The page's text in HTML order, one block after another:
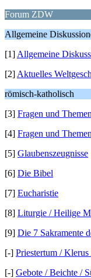
Forum ZDW
Allgemeine
[1] Allgemeine
[2] Aktuelles
römisch-katholisch
[3] Fragen und
[4] Fragen und
[5] Glaubenszeugnisse
[6] Die Bibel
[7] Eucharistie
[8] Liturgie / Heilige
[9] Die 7 Sakramente
[-] Priestertum /
[-] Gebote / Beichte /